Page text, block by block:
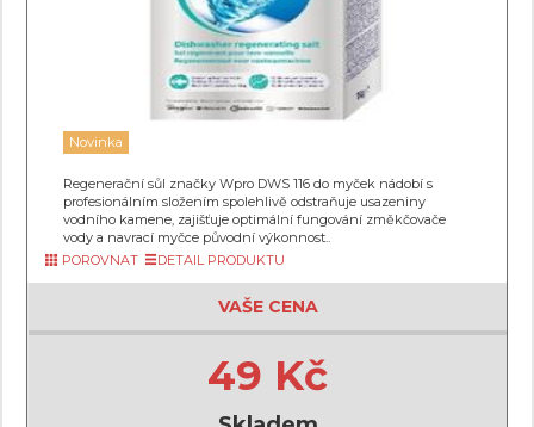
Novinka
Regenerační sůl značky Wpro DWS 116 do myček nádobí s
profesionálním složením spolehlivě odstraňuje usazeniny
vodního kamene, zajišťuje optimální fungování změkčovače
vody a navrací myčce původní výkonnost..
POROVNAT
DETAIL PRODUKTU
VAŠE CENA
49 Kč